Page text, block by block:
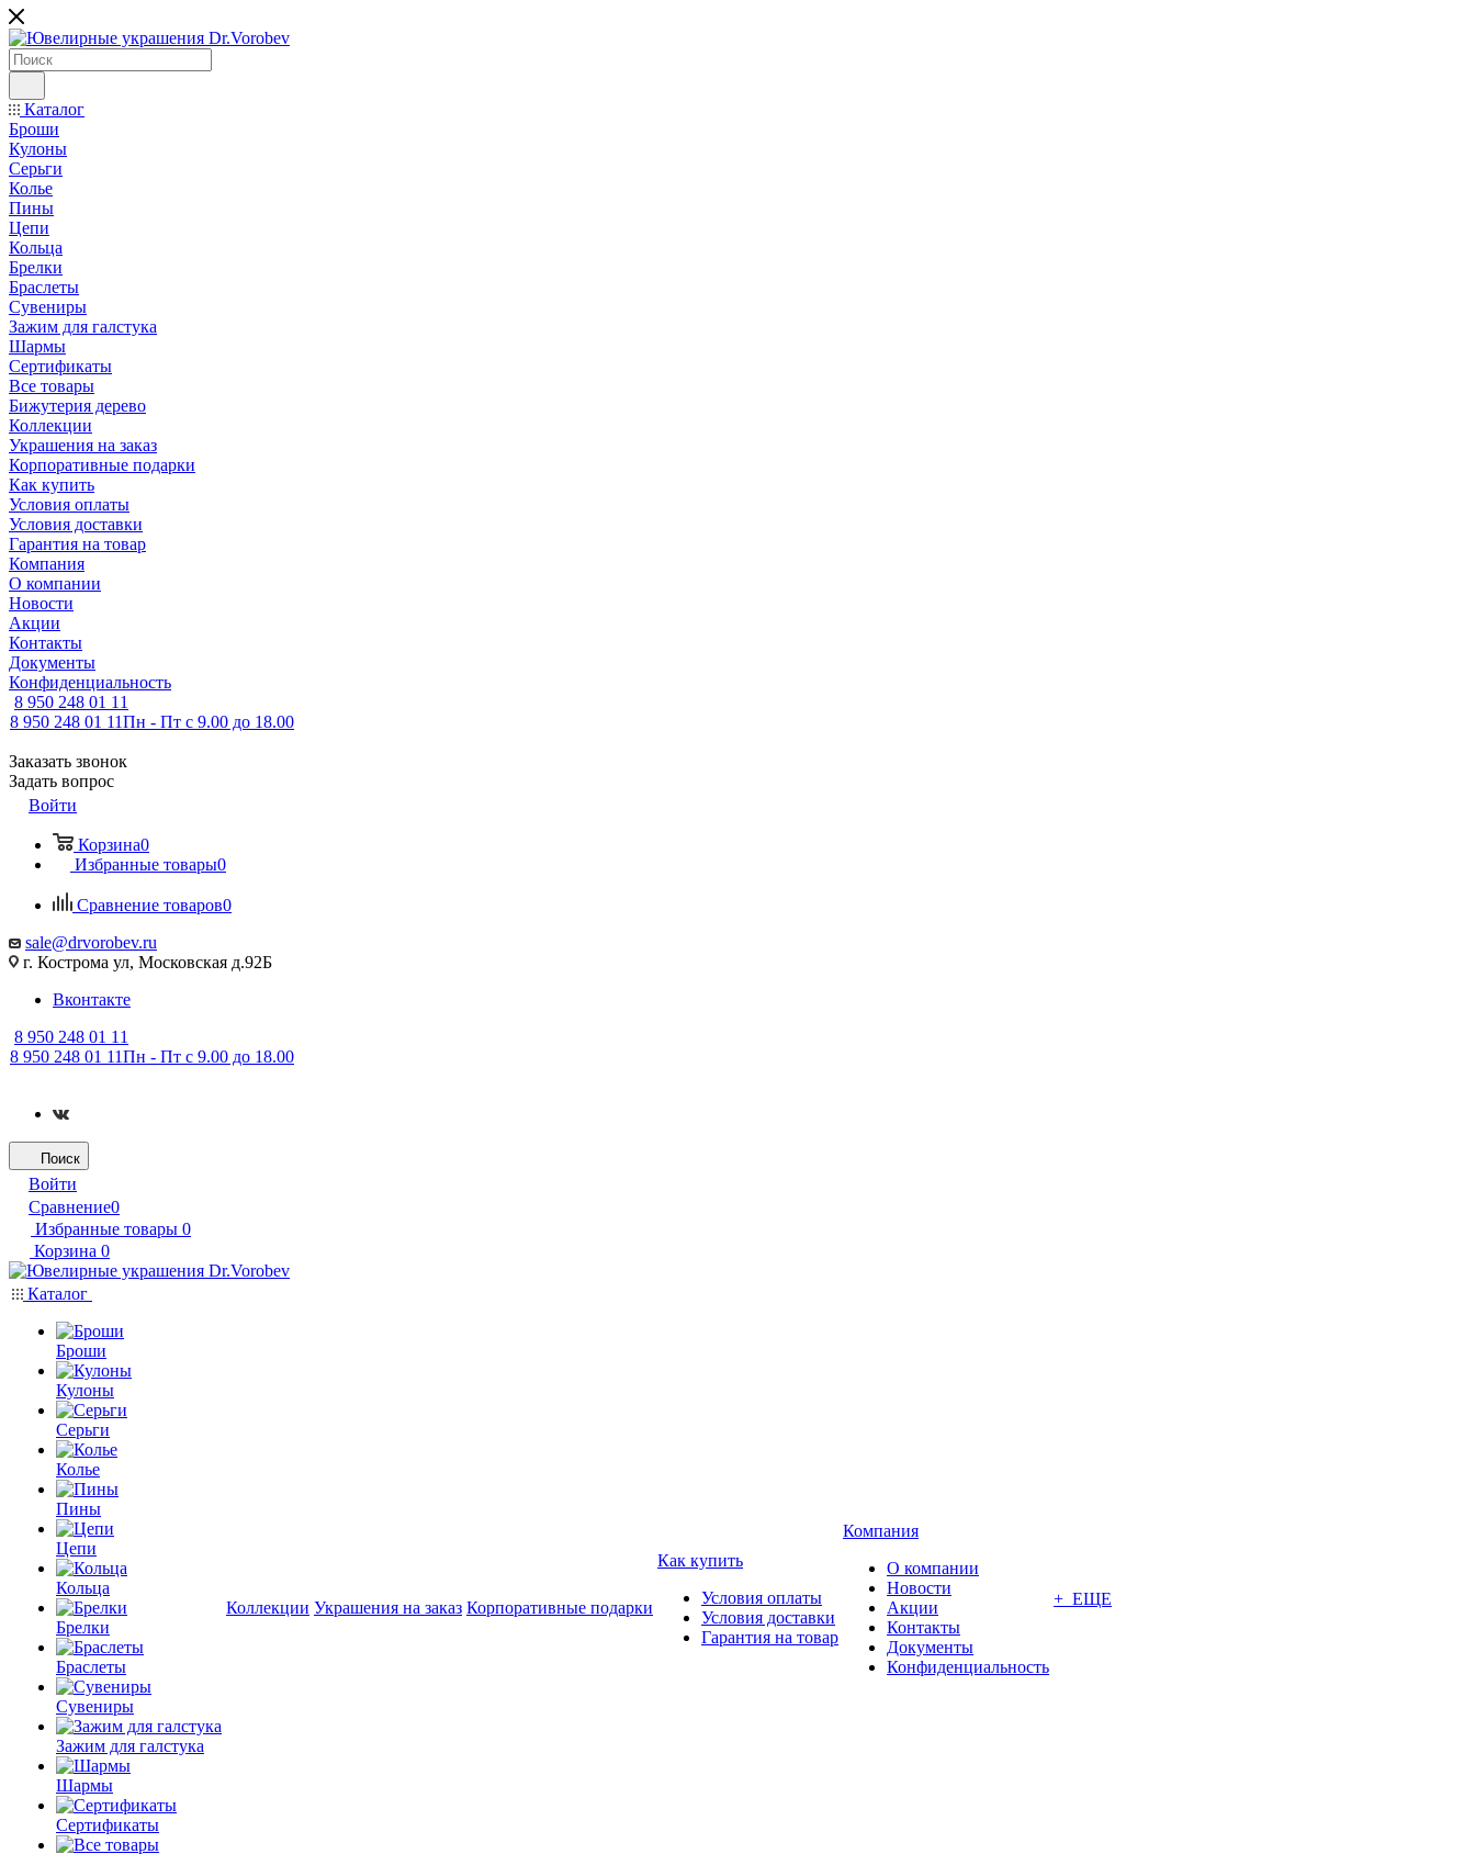
Каталог
Броши
Кулоны
Серьги
Колье
Пины
Цепи
Кольца
Брелки
Браслеты
Сувениры
Зажим для галстука
Шармы
Сертификаты
Все товары
Бижутерия дерево
Коллекции
Украшения на заказ
Корпоративные подарки
Как купить
Условия оплаты
Условия доставки
Гарантия на товар
Компания
О компании
Новости
Акции
Контакты
Документы
Конфиденциальность
8 950 248 01 11
8 950 248 01 11Пн - Пт с 9.00 до 18.00
Заказать звонок
Задать вопрос
Войти
Корзина0
Избранные товары0
Сравнение товаров0
sale@drvorobev.ru
г. Кострома ул, Московская д.92Б
Вконтакте
8 950 248 01 11
8 950 248 01 11Пн - Пт с 9.00 до 18.00
Поиск
Войти
Сравнение0
Избранные товары 0
Корзина 0
Каталог
Броши
Кулоны
Серьги
Колье
Пины
Цепи
Кольца
Брелки
Браслеты
Сувениры
Зажим для галстука
Шармы
Сертификаты
Коллекции Украшения на заказ Корпоративные подарки
Как купить
Условия оплаты
Условия доставки
Гарантия на товар
Компания
О компании
Новости
Акции
Контакты
Документы
Конфиденциальность
+ ЕЩЕ